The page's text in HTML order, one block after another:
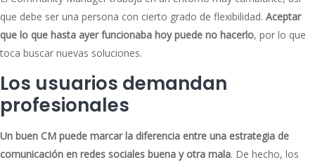
que debe ser una persona con cierto grado de flexibilidad. Aceptar
que lo que hasta ayer funcionaba hoy puede no hacerlo, por lo que
toca buscar nuevas soluciones.
Los usuarios demandan
profesionales
Un buen CM puede marcar la diferencia entre una estrategia de
comunicación en redes sociales buena y otra mala. De hecho, los